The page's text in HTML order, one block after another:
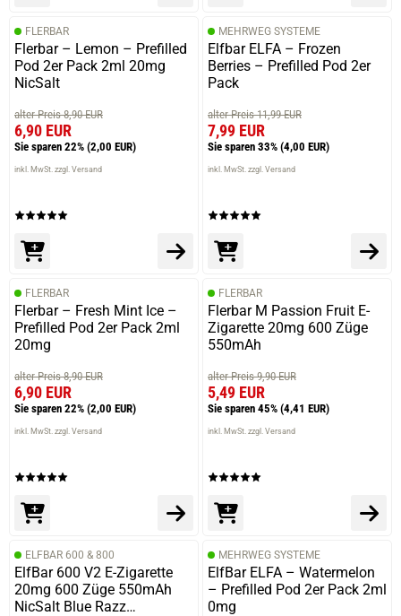
prev next
FLERBAR
Flerbar – Lemon – Prefilled
Pod 2er Pack 2ml 20mg
NicSalt
alter Preis 8,90 EUR
6,90 EUR
Sie sparen 22% (2,00 EUR)
inkl. MwSt. zzgl. Versand
MEHRWEG SYSTEME
Elfbar ELFA – Frozen
Berries – Prefilled Pod 2er
Pack
alter Preis 11,99 EUR
7,99 EUR
Sie sparen 33% (4,00 EUR)
inkl. MwSt. zzgl. Versand
FLERBAR
Flerbar – Fresh Mint Ice –
Prefilled Pod 2er Pack 2ml
20mg
alter Preis 8,90 EUR
6,90 EUR
Sie sparen 22% (2,00 EUR)
inkl. MwSt. zzgl. Versand
FLERBAR
Flerbar M Passion Fruit E-
Zigarette 20mg 600 Züge
550mAh
alter Preis 9,90 EUR
5,49 EUR
Sie sparen 45% (4,41 EUR)
inkl. MwSt. zzgl. Versand
ELFBAR 600 & 800
ElfBar 600 V2 E-Zigarette
20mg 600 Züge 550mAh
NicSalt Blue Razz
MEHRWEG SYSTEME
ElfBar ELFA – Watermelon
– Prefilled Pod 2er Pack 2ml
0mg